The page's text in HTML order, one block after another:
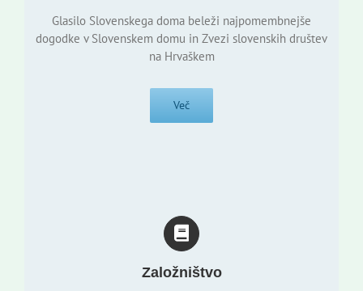
Glasilo Slovenskega doma beleži najpomembnejše
dogodke v Slovenskem domu in Zvezi slovenskih društev
na Hrvaškem
Več
Založništvo